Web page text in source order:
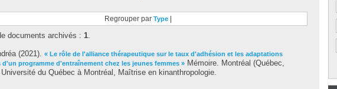
Regrouper par Type
documents archivés : 1.
(2021). « Le rôle de l'alliance thérapeutique sur le taux d'adhésion et les adaptations
d'un programme d'entraînement chez les jeunes femmes » Mémoire. Montréal (Québec,
du Québec à Montréal, Maîtrise en kinanthropologie.